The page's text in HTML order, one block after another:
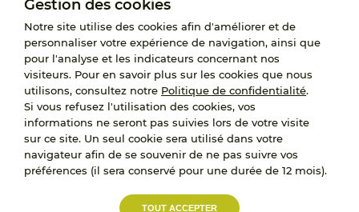
Gestion des cookies
Notre site utilise des cookies afin d'améliorer et de
personnaliser votre expérience de navigation, ainsi que
pour l'analyse et les indicateurs concernant nos
visiteurs. Pour en savoir plus sur les cookies que nous
utilisons, consultez notre Politique de confidentialité.
Si vous refusez l'utilisation des cookies, vos
informations ne seront pas suivies lors de votre visite
sur ce site. Un seul cookie sera utilisé dans votre
navigateur afin de se souvenir de ne pas suivre vos
préférences (il sera conservé pour une durée de 12 mois).
TOUT ACCEPTER
Le Groupement d’Intérêt Public France Enfance Protégée, créé le 5
janvier 2023, a pour objet d’assurer les missions de service public du
119, d’accompagnement des adoptants et de traitement des
demandes d’accès aux origines personnelles. France Enfance
Protégée est également un observatoire et une ressource pour
l’ensemble des professionnels, ainsi qu’un appui à l’élaboration de la
politique publique à travers le soutien à l’activité des conseils
nationaux.
RECRUTEMENT
L’État, les Départements et les Associations au